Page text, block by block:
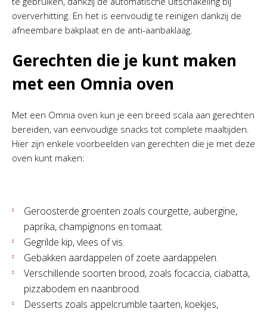
oververhitting. En het is eenvoudig te reinigen dankzij de
afneembare bakplaat en de anti-aanbaklaag.
Gerechten die je kunt maken
met een Omnia oven
Met een Omnia oven kun je een breed scala aan gerechten
bereiden, van eenvoudige snacks tot complete maaltijden.
Hier zijn enkele voorbeelden van gerechten die je met deze
oven kunt maken:
Geroosterde groenten zoals courgette, aubergine,
paprika, champignons en tomaat.
Gegrilde kip, vlees of vis.
Gebakken aardappelen of zoete aardappelen.
Verschillende soorten brood, zoals focaccia, ciabatta,
pizzabodem en naanbrood.
Desserts zoals appelcrumble taarten, koekjes,